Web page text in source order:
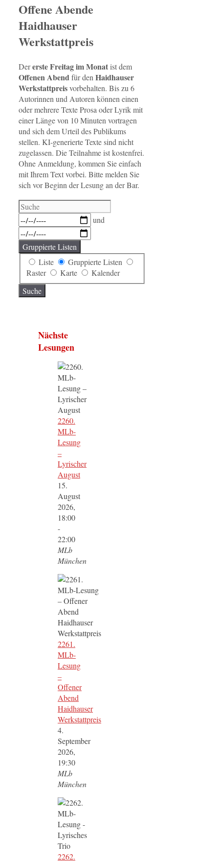
Offene Abende
Haidhauser
Werkstattpreis
Dererste Freitag im Monatist dem
Offenen Abendfür denHaidhauser
Werkstattpreisvorbehalten. Bis zu 6
Autorinnen und Autoren können einen
oder mehrere Texte Prosa oder Lyrik mit
einer Länge von 10 Minuten vortragen
und sich dem Urteil des Publikums
stellen. KI-generierte Texte sind nicht
zugelassen. Die Teilnahme ist kostenfrei.
Ohne Anmeldung, kommen Sie einfach
mit Ihrem Text vorbei. Bitte melden Sie
sich vor Beginn der Lesung an der Bar.
Suche
Daten
und
Gruppierte Listen
Anzeigetyp
für
Suchergebnisse
Liste
Gruppierte Listen
Raster
Karte
Kalender
Suche
Nächste
Lesungen
2260.
MLb-
Lesung
–
Lyrischer
August
15.
August
2026,
18:00
-
22:00
MLb
München
2261.
MLb-
Lesung
–
Offener
Abend
Haidhauser
Werkstattpreis
4.
September
2026,
19:30
MLb
München
2262.